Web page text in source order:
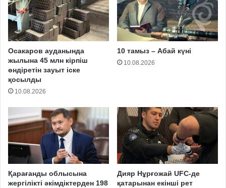
Осакаров ауданында
жылына 45 млн кірпіш
өндіретін зауыт іске
қосылды
10.08.2026
10 тамыз – Абай күні
10.08.2026
Қарағанды облысына
жергілікті әкімдіктерден 198
Дияр Нұрғожай UFC-де
қатарынан екінші рет